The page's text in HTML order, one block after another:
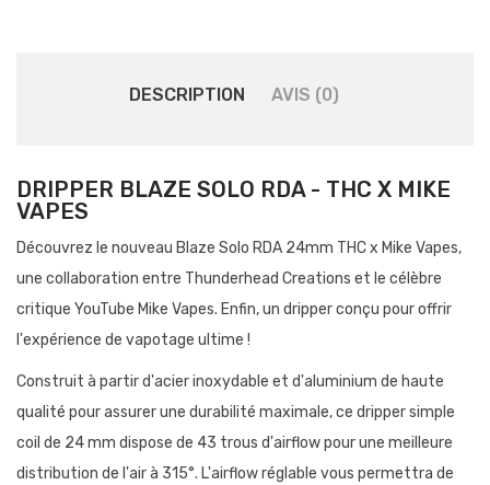
DESCRIPTION AVIS (0)
DRIPPER BLAZE SOLO RDA - THC X MIKE
VAPES
Découvrez le nouveau Blaze Solo RDA 24mm THC x Mike Vapes,
une collaboration entre Thunderhead Creations et le célèbre
critique YouTube Mike Vapes. Enfin, un dripper conçu pour offrir
l'expérience de vapotage ultime !
Construit à partir d'acier inoxydable et d'aluminium de haute
qualité pour assurer une durabilité maximale, ce dripper simple
coil de 24 mm dispose de 43 trous d'airflow pour une meilleure
distribution de l'air à 315°. L'airflow réglable vous permettra de